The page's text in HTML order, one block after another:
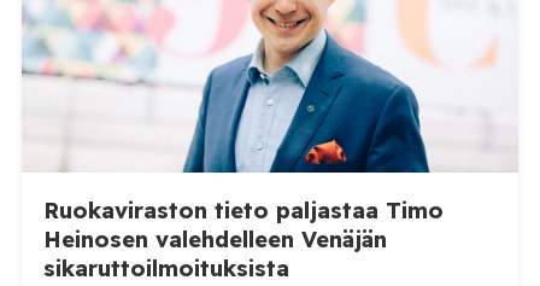
Ruokaviraston tieto paljastaa Timo
Heinosen valehdelleen Venäjän
sikaruttoilmoituksista